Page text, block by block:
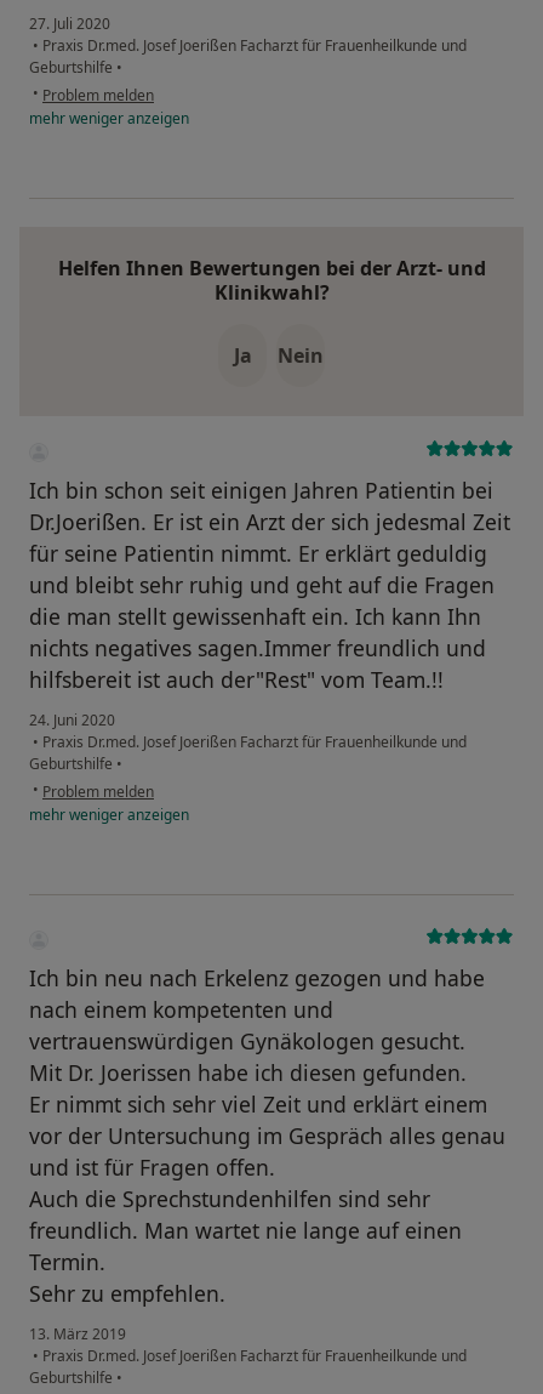
27. Juli 2020
• Praxis Dr.med. Josef Joerißen Facharzt für Frauenheilkunde und
Geburtshilfe •
• Problem melden
mehrwenigeranzeigen
Helfen Ihnen Bewertungen bei der Arzt- und
Klinikwahl?
Ja Nein
Ich bin schon seit einigen Jahren Patientin bei
Dr.Joerißen. Er ist ein Arzt der sich jedesmal Zeit
für seine Patientin nimmt. Er erklärt geduldig
und bleibt sehr ruhig und geht auf die Fragen
die man stellt gewissenhaft ein. Ich kann Ihn
nichts negatives sagen.Immer freundlich und
hilfsbereit ist auch der"Rest" vom Team.!!
24. Juni 2020
• Praxis Dr.med. Josef Joerißen Facharzt für Frauenheilkunde und
Geburtshilfe •
• Problem melden
mehrwenigeranzeigen
Ich bin neu nach Erkelenz gezogen und habe
nach einem kompetenten und
vertrauenswürdigen Gynäkologen gesucht.
Mit Dr. Joerissen habe ich diesen gefunden.
Er nimmt sich sehr viel Zeit und erklärt einem
vor der Untersuchung im Gespräch alles genau
und ist für Fragen offen.
Auch die Sprechstundenhilfen sind sehr
freundlich. Man wartet nie lange auf einen
Termin.
Sehr zu empfehlen.
13. März 2019
• Praxis Dr.med. Josef Joerißen Facharzt für Frauenheilkunde und
Geburtshilfe •